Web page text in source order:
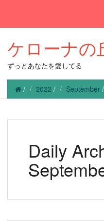
ケローナの
ずっとあなたを愛してる
/ 2022 / September /
Daily